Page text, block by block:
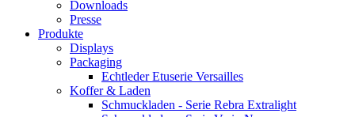
Downloads
Presse
Produkte
Displays
Packaging
Echtleder Etuserie Versailles
Koffer & Laden
Schmuckladen - Serie Rebra Extralight